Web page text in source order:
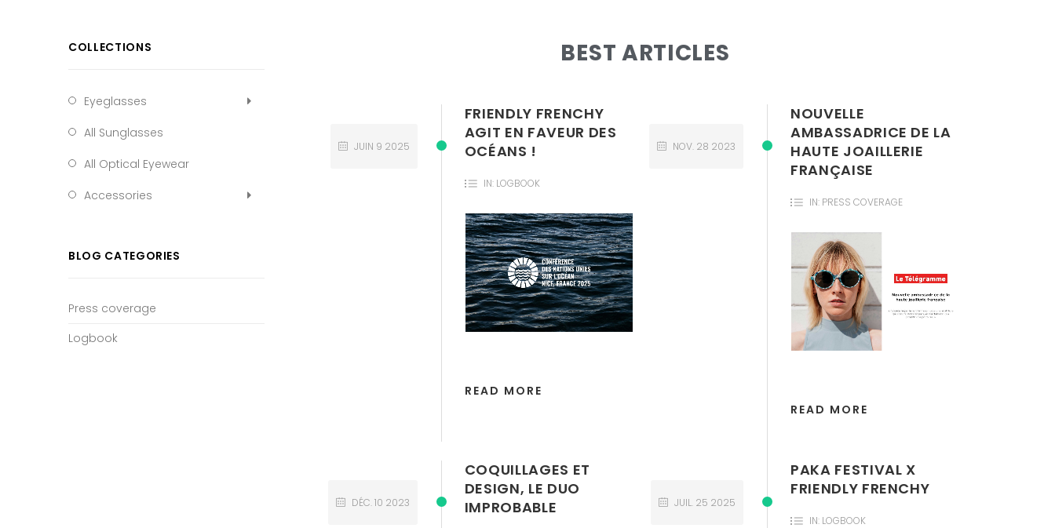
COLLECTIONS
Eyeglasses
All Sunglasses
All Optical Eyewear
Accessories
BLOG CATEGORIES
Press coverage
Logbook
BEST ARTICLES
FRIENDLY FRENCHY
AGIT EN FAVEUR DES
OCÉANS !
IN: LOGBOOK
JUIN 9 2025
READ MORE
NOUVELLE
AMBASSADRICE DE LA
HAUTE JOAILLERIE
FRANÇAISE
IN: PRESS COVERAGE
NOV. 28 2023
READ MORE
COQUILLAGES ET
DESIGN, LE DUO
IMPROBABLE
DÉC.10 2023
PAKA FESTIVAL X
FRIENDLY FRENCHY
IN: LOGBOOK
JUIL. 25 2025